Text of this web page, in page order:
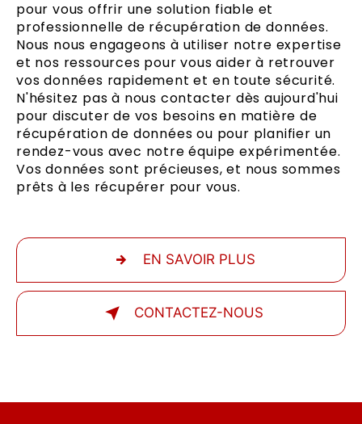
pour vous offrir une solution fiable et
professionnelle de récupération de données.
Nous nous engageons à utiliser notre expertise
et nos ressources pour vous aider à retrouver
vos données rapidement et en toute sécurité.
N'hésitez pas à nous contacter dès aujourd'hui
pour discuter de vos besoins en matière de
récupération de données ou pour planifier un
rendez-vous avec notre équipe expérimentée.
Vos données sont précieuses, et nous sommes
prêts à les récupérer pour vous.
EN SAVOIR PLUS
CONTACTEZ-NOUS